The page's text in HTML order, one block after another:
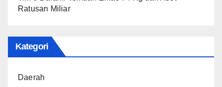
Ratusan Miliar
Kategori
Daerah